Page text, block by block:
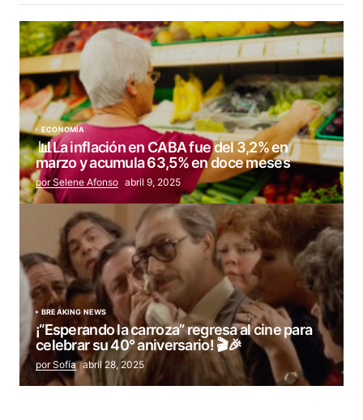
ECONOMÍA
📊La inflación en CABA fue del 3,2% en
marzo y acumula 63,5% en doce meses
por Selene Afonso abril 9, 2025
BREAKING NEWS
¡“Esperando la carroza” regresa al cine para
celebrar su 40° aniversario! 🎬🎉
por Sofía abril 28, 2025